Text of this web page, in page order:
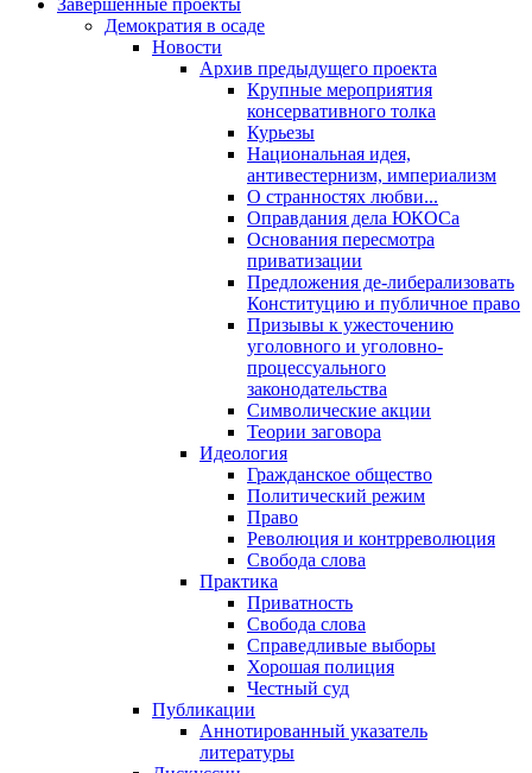
Завершенные проекты
Демократия в осаде
Новости
Архив предыдущего проекта
Крупные мероприятия
консервативного толка
Курьезы
Национальная идея,
антивестернизм, империализм
О странностях любви...
Оправдания дела ЮКОСа
Основания пересмотра
приватизации
Предложения де-либерализовать
Конституцию и публичное право
Призывы к ужесточению
уголовного и уголовно-
процессуального
законодательства
Символические акции
Теории заговора
Идеология
Гражданское общество
Политический режим
Право
Революция и контрреволюция
Свобода слова
Практика
Приватность
Свобода слова
Справедливые выборы
Хорошая полиция
Честный суд
Публикации
Аннотированный указатель
литературы